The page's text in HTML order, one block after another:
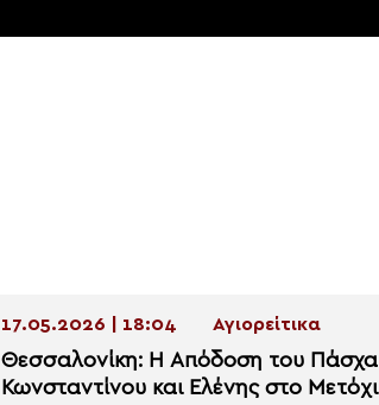
17.05.2026 | 18:04 Αγιορείτικα
Θεσσαλονίκη: Η Απόδοση του Πάσχα
Κωνσταντίνου και Ελένης στο